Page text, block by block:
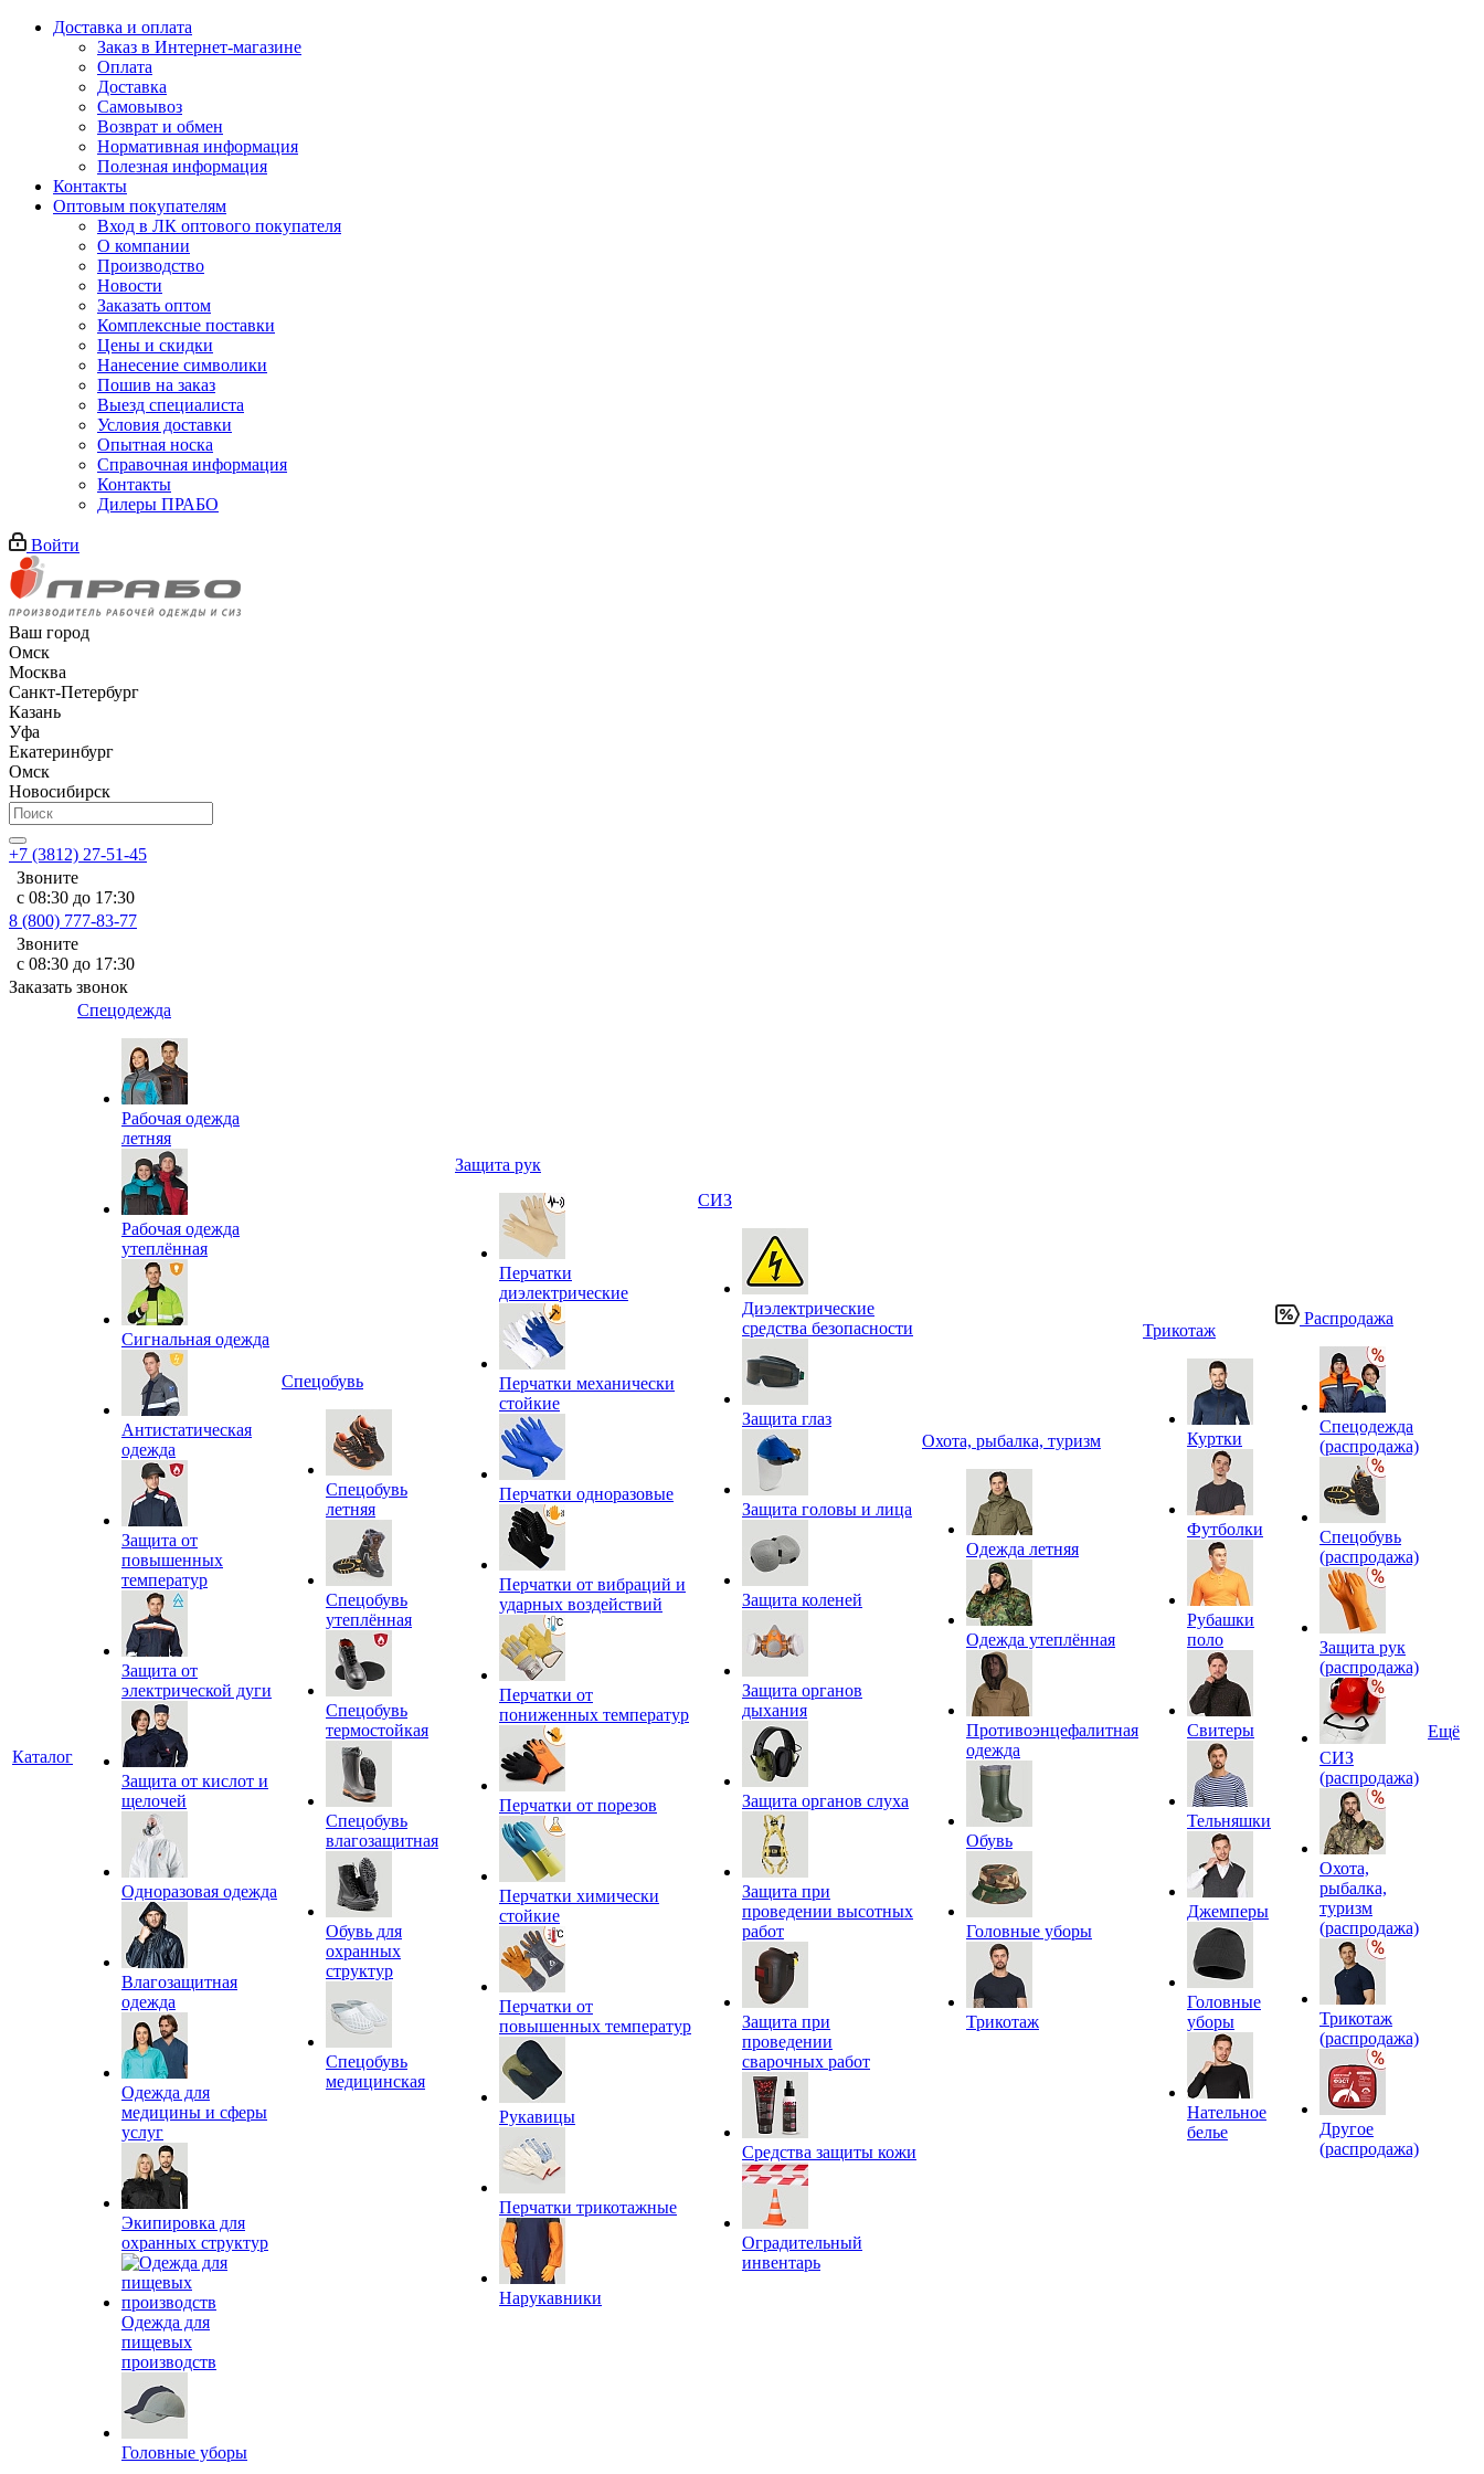
Доставка и оплата
Заказ в Интернет-магазине
Оплата
Доставка
Самовывоз
Возврат и обмен
Нормативная информация
Полезная информация
Контакты
Оптовым покупателям
Вход в ЛК оптового покупателя
О компании
Производство
Новости
Заказать оптом
Комплексные поставки
Цены и скидки
Нанесение символики
Пошив на заказ
Выезд специалиста
Условия доставки
Опытная носка
Справочная информация
Контакты
Дилеры ПРАБО
Войти
Ваш город
Омск
Москва
Санкт-Петербург
Казань
Уфа
Екатеринбург
Омск
Новосибирск
+7 (3812) 27-51-45
Звоните
с 08:30 до 17:30
8 (800) 777-83-77
Звоните
с 08:30 до 17:30
Заказать звонок
Каталог
Спецодежда
Рабочая одежда
летняя
Рабочая одежда
утеплённая
Сигнальная одежда
Антистатическая
одежда
Защита от
повышенных
температур
Защита от
электрической дуги
Защита от кислот и
щелочей
Одноразовая одежда
Влагозащитная
одежда
Одежда для
медицины и сферы
услуг
Экипировка для
охранных структур
Одежда для
пищевых
производств
Головные уборы
Спецобувь
Спецобувь
летняя
Спецобувь
утеплённая
Спецобувь
термостойкая
Спецобувь
влагозащитная
Обувь для
охранных
структур
Спецобувь
медицинская
Защита рук
Перчатки
диэлектрические
Перчатки механически
стойкие
Перчатки одноразовые
Перчатки от вибраций и
ударных воздействий
Перчатки от
пониженных температур
Перчатки от порезов
Перчатки химически
стойкие
Перчатки от
повышенных температур
Рукавицы
Перчатки трикотажные
Нарукавники
СИЗ
Диэлектрические
средства безопасности
Защита глаз
Защита головы и лица
Защита коленей
Защита органов
дыхания
Защита органов слуха
Защита при
проведении высотных
работ
Защита при
проведении
сварочных работ
Средства защиты кожи
Оградительный
инвентарь
Охота, рыбалка, туризм
Одежда летняя
Одежда утеплённая
Противоэнцефалитная
одежда
Обувь
Головные уборы
Трикотаж
Трикотаж
Куртки
Футболки
Рубашки
поло
Свитеры
Тельняшки
Джемперы
Головные
уборы
Нательное
белье
Распродажа
Спецодежда
(распродажа)
Спецобувь
(распродажа)
Защита рук
(распродажа)
СИЗ
(распродажа)
Охота,
рыбалка,
туризм
(распродажа)
Трикотаж
(распродажа)
Другое
(распродажа)
Ещё